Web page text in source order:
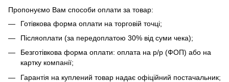
Пропонуємо Вам способи оплати за товар:
Готівкова форма оплати на торговій точці;
Післяоплати (за передоплатою 30% від суми чека);
Безготівкова форма оплати: оплата на р/р (ФОП) або на
картку компанії;
Гарантія на куплений товар надає офіційний постачальник;